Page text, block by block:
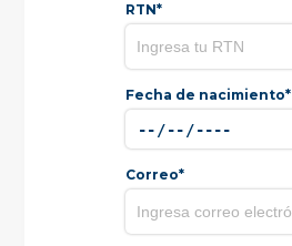
RTN*
Fecha de nacimiento*
Correo*